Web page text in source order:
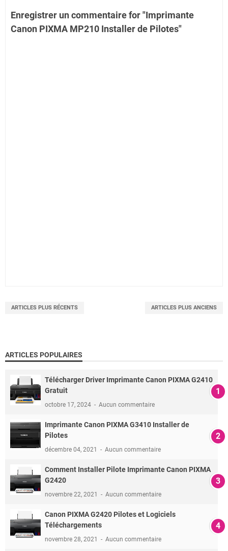
Enregistrer un commentaire for "Imprimante
Canon PIXMA MP210 Installer de Pilotes"
ARTICLES PLUS RÉCENTS ARTICLES PLUS ANCIENS
ARTICLES POPULAIRES
Télécharger Driver Imprimante Canon PIXMA G2410
Gratuit
octobre 17, 2024 Aucun commentaire
Imprimante Canon PIXMA G3410 Installer de
Pilotes
décembre 04, 2021 Aucun commentaire
Comment Installer Pilote Imprimante Canon PIXMA
G2420
novembre 22, 2021 Aucun commentaire
Canon PIXMA G2420 Pilotes et Logiciels
Téléchargements
novembre 28, 2021 Aucun commentaire